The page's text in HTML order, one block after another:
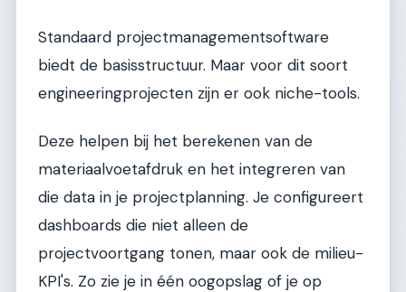
Standaard projectmanagementsoftware
biedt de basisstructuur. Maar voor dit soort
engineeringprojecten zijn er ook niche-tools.
Deze helpen bij het berekenen van de
materiaalvoetafdruk en het integreren van
die data in je projectplanning. Je configureert
dashboards die niet alleen de
projectvoortgang tonen, maar ook de milieu-
KPI's. Zo zie je in één oogopslag of je op